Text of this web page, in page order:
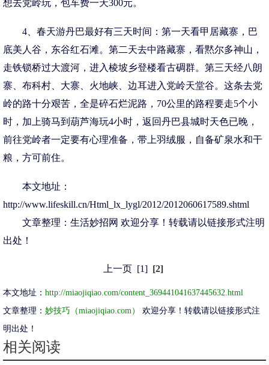
想去党岭玩，包车费一天300元。
4、春天游丹巴最好有三天时间：第一天看甲居藏寨，巴
底美人谷，东谷红石滩。第二天去中路藏寨，看黙尔多神山，
走铁锁桥过大渡河，进入棱坡乡登楼看古碉群。第三天经八朗
寨、布科村、大寨、火地峡、边耳进入党岭天堂谷。这条去党
岭的路十分艰苦，全是碎石烂泥路，70公里的路程要走5个小
时，加上骑马到葫芦海玩4小时，返回丹巴县城时天色已晚，
前往党岭者一定要有心理准备，带上羽绒服，自备矿泉水和干
粮，方可前住。
本文地址：
http://www.lifeskill.cn/Html_lx_lygl/2012/2012060617589.shtml
文章整理： 生活妙招网 欢迎分享！转载请以链接形式注明
出处！
上一页 [1] [2]
本文地址： http://miaojiqiao.com/content_369441041637445632.html
文章整理： 妙技巧（miaojiqiao.com）
欢迎分享！转载请以链接形式注
明出处！
相关阅读